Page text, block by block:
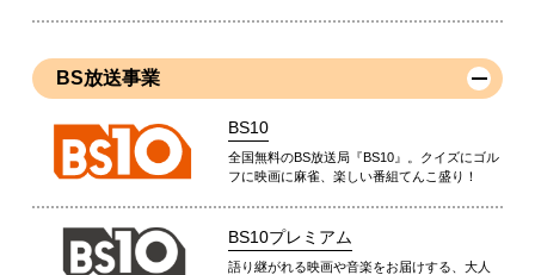
BS放送事業
BS10
全国無料のBS放送局『BS10』。クイズにゴル
フに映画に麻雀、楽しい番組てんこ盛り！
BS10プレミアム
語り継がれる映画や音楽をお届けする、大人